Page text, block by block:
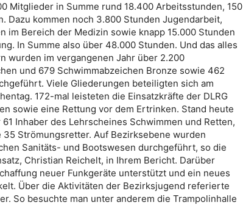
Mitglieder in Summe rund 18.400 Arbeitsstunden, 150
Dazu kommen noch 3.800 Stunden Jugendarbeit,
im Bereich der Medizin sowie knapp 15.000 Stunden
In Summe also über 48.000 Stunden. Und das alles
wurden im vergangenen Jahr über 2.200
und 679 Schwimmabzeichen Bronze sowie 462
Viele Gliederungen beteiligten sich am
172-mal leisteten die Einsatzkräfte der DLRG
sowie eine Rettung vor dem Ertrinken. Stand heute
Inhaber des Lehrscheines Schwimmen und Retten,
Strömungsretter. Auf Bezirksebene wurden
Sanitäts- und Bootswesen durchgeführt, so die
Christian Reichelt, in Ihrem Bericht. Darüber
neuer Funkgeräte unterstützt und ein neues
Über die Aktivitäten der Bezirksjugend referierte
So besuchte man unter anderem die Trampolinhalle